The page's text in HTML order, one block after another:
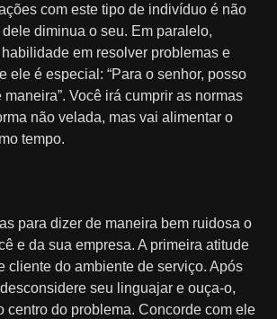
com este tipo de indivíduo é não
diminua o seu. Em paralelo,
em resolver problemas e
ele é especial: “Para o senhor, posso
Você irá cumprir as normas
não velada, mas vai alimentar o
tempo.
para dizer de maneira bem ruidosa o
e da sua empresa. A primeira atitude
cliente do ambiente de serviço. Após
seu linguajar e ouça-o,
centro do problema. Concorde com ele